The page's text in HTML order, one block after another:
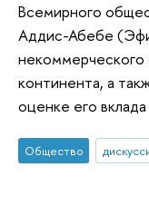
Всемирного
Аддис-Абебе
некоммерческого
континента, а
оценке его
Общество